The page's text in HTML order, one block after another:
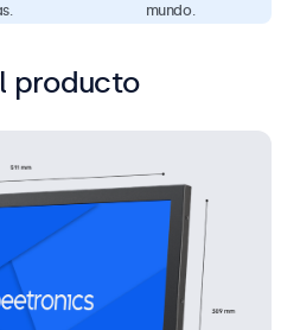
mundo.
producto